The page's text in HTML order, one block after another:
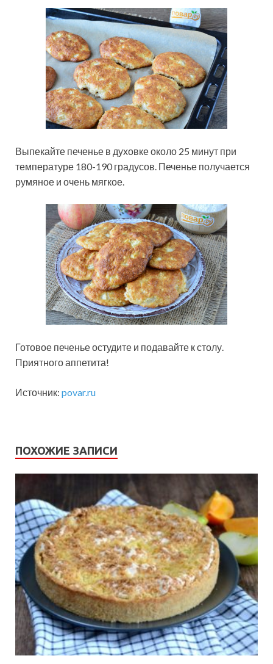
Выпекайте печенье в духовке около 25 минут при
температуре 180-190 градусов. Печенье получается
румяное и очень мягкое.
Готовое печенье остудите и подавайте к столу.
Приятного аппетита!
Источник: povar.ru
ПОХОЖИЕ ЗАПИСИ